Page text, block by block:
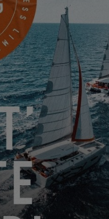
UN AGENTE
BV
71A
Bassi